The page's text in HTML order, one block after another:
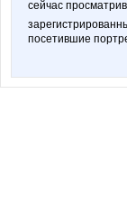
сейчас
посетившие